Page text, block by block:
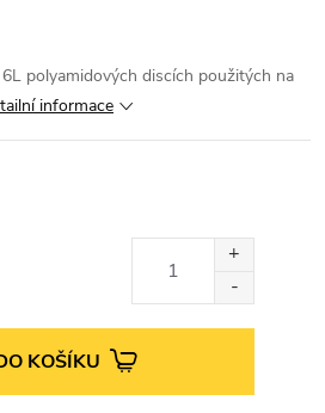
polyamidových discích použitých na
informace
KOŠÍKU